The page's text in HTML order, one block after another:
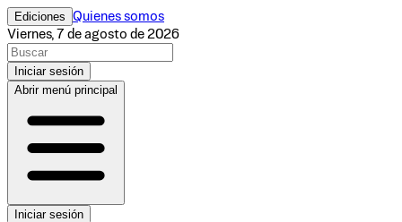
Ediciones Quienes somos
Viernes, 7 de agosto de 2026
Iniciar sesión
Abrir menú principal
Iniciar sesión